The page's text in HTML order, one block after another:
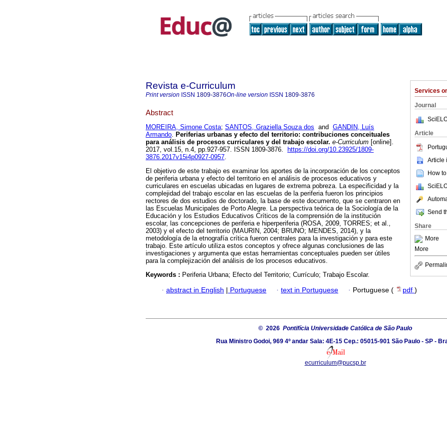
Services
Journal
Article
Article
How
Send
Share
More
More
Revista e-Curriculum
Print version ISSN 1809-3876On-line version ISSN 1809-3876
Abstract
MOREIRA, Simone Costa; SANTOS, Graziella Souza dos and GANDIN, Luís
Armando. Periferias urbanas y efecto del territorio: contribuciones conceituales
para análisis de procesos curriculares y del trabajo escolar. e-Curriculum [online].
2017, vol.15, n.4, pp.927-957. ISSN 1809-3876.
https://doi.org/10.23925/1809-
3876.2017v15i4p0927-0957.
El objetivo de este trabajo es examinar los aportes de la incorporación de los conceptos
de periferia urbana y efecto del territorio en el análisis de procesos educativos y
curriculares en escuelas ubicadas en lugares de extrema pobreza. La especificidad y la
complejidad del trabajo escolar en las escuelas de la periferia fueron los principios
rectores de dos estudios de doctorado, la base de este documento, que se centraron en
las Escuelas Municipales de Porto Alegre. La perspectiva teórica de la Sociología de la
Educación y los Estudios Educativos Críticos de la comprensión de la institución
escolar, las concepciones de periferia e hiperperiferia (ROSA, 2009, TORRES; et al.,
2003) y el efecto del territorio (MAURIN, 2004; BRUNO; MENDES, 2014), y la
metodología de la etnografía crítica fueron centrales para la investigación y para este
trabajo. Este artículo utiliza estos conceptos y ofrece algunas conclusiones de las
investigaciones y argumenta que estas herramientas conceptuales pueden ser útiles
para la complejización del análisis de los procesos educativos.
Keywords : Periferia Urbana; Efecto del Territorio; Currículo; Trabajo Escolar.
· abstract in English | Portuguese · text in Portuguese · Portuguese ( pdf )
© 2026 Pontifícia Universidade Católica de São Paulo
Rua Ministro Godoi, 969 4º andar Sala: 4E-15 Cep.: 05015-901 São Paulo - SP -
ecurriculum@pucsp.br